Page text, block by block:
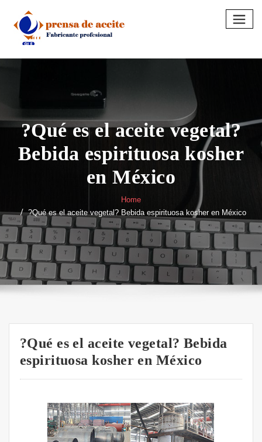
content
?Qué es el aceite vegetal?
Bebida espirituosa kosher
en México
Home
?Qué es el aceite vegetal? Bebida espirituosa kosher en México
?Qué es el aceite vegetal? Bebida
espirituosa kosher en México